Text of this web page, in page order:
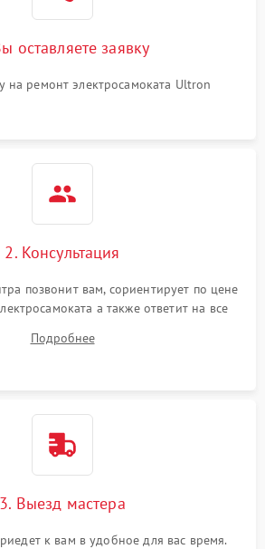
оставляете заявку
на ремонт электросамоката Ultron
2. Консультация
позвонит вам, сориентирует по цене
а также ответит на все
Подробнее
3. Выезд мастера
к вам в удобное для вас время.